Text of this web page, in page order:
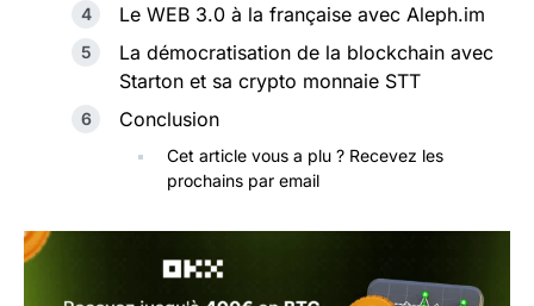
Le WEB 3.0 à la française avec Aleph.im
La démocratisation de la blockchain avec
Starton et sa crypto monnaie STT
Conclusion
Cet article vous a plu ? Recevez les
prochains par email